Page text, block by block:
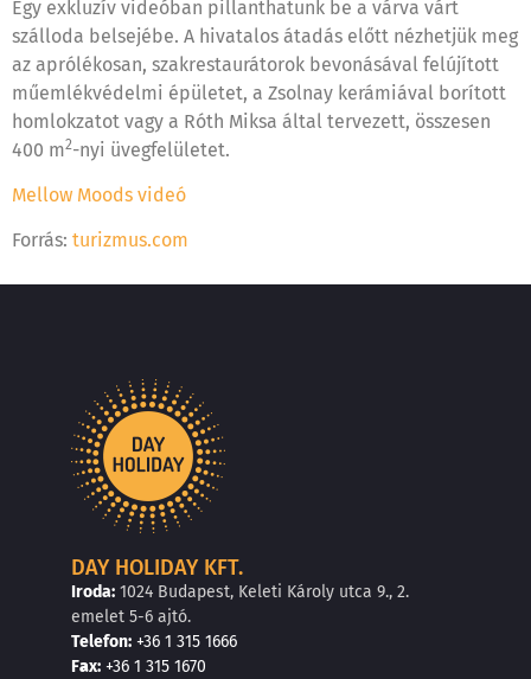
Egy exkluzív videóban pillanthatunk be a várva várt
szálloda belsejébe. A hivatalos átadás előtt nézhetjük meg
az aprólékosan, szakrestaurátorok bevonásával felújított
műemlékvédelmi épületet, a Zsolnay kerámiával borított
homlokzatot vagy a Róth Miksa által tervezett, összesen
400 m2-nyi üvegfelületet.
Mellow Moods videó
Forrás: turizmus.com
DAY HOLIDAY KFT.
Iroda: 1024 Budapest, Keleti Károly utca 9., 2.
emelet 5-6 ajtó.
Telefon: +36 1 315 1666
Fax: +36 1 315 1670